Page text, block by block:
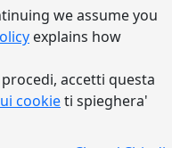
we assume you
explains how
accetti questa
cookieti spieghera'